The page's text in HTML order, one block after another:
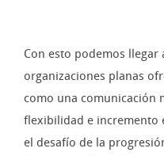
Con esto podemos llegar
organizaciones planas
como una comunicación
flexibilidad e incremento
el desafío de la